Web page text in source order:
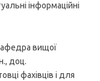
інформаційні
вищої
доц.
фахівців і для